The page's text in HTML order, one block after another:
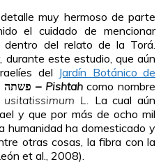
muy hermoso de parte
el cuidado de mencionar
del relato de la Torá.
este estudio, que aún
del Jardín Botánico de
פשתה – Pishtahcomo nombre
usitatissimum L. La cual aún
y que por más de ocho mil
humanidad ha domesticado y
otras cosas, la fibra con la
et al., 2008).